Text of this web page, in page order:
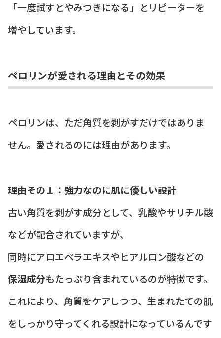
「一度試すとやみつきになる」とリピーターを
増やしています。
ペロリンが愛される理由とその効果
ペロリンは、ただ角質を剥がすだけではありま
せん。愛されるのには理由があります。
理由その１：強力なのに肌に優しい設計
古い角質を剥がす成分として、乳酸やサリチル酸
などが配合されていますが、
同時にアロエベラエキスやヒアルロン酸などの
保湿成分もたっぷり含まれているのが特徴です。
これにより、角質をケアしつつ、生まれたての肌
をしっかり守ってくれる設計になっているんです